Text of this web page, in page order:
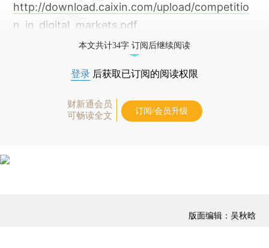
http://download.caixin.com/upload/competitio
n_in_digital_markets.pdf
本文共计34字 订阅后继续阅读
登录 后获取已订阅的阅读权限
财新通会员
可畅读全文
订阅/会员升级
版面编辑：吴秋晗